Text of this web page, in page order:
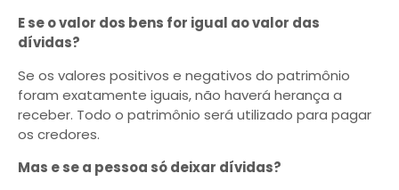
E se o valor dos bens for igual ao valor das
dívidas?
Se os valores positivos e negativos do patrimônio
foram exatamente iguais, não haverá herança a
receber. Todo o patrimônio será utilizado para pagar
os credores.
Mas e se a pessoa só deixar dívidas?